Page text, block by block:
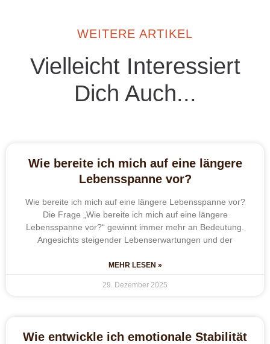
WEITERE ARTIKEL
Vielleicht Interessiert
Dich Auch...
Wie bereite ich mich auf eine längere
Lebensspanne vor?
Wie bereite ich mich auf eine längere Lebensspanne vor?
Die Frage „Wie bereite ich mich auf eine längere
Lebensspanne vor?“ gewinnt immer mehr an Bedeutung.
Angesichts steigender Lebenserwartungen und der
MEHR LESEN »
29. Dezember 2025
Wie entwickle ich emotionale Stabilität